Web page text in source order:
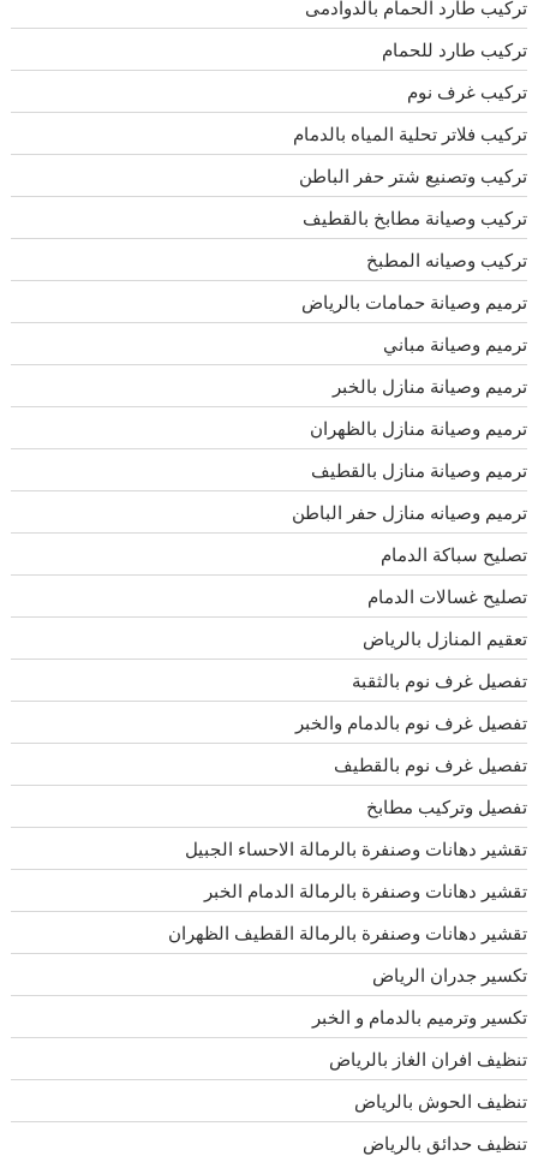
تركيب طارد الحمام بالدوادمى
تركيب طارد للحمام
تركيب غرف نوم
تركيب فلاتر تحلية المياه بالدمام
تركيب وتصنيع شتر حفر الباطن
تركيب وصيانة مطابخ بالقطيف
تركيب وصيانه المطبخ
ترميم وصيانة حمامات بالرياض
ترميم وصيانة مباني
ترميم وصيانة منازل بالخبر
ترميم وصيانة منازل بالظهران
ترميم وصيانة منازل بالقطيف
ترميم وصيانه منازل حفر الباطن
تصليح سباكة الدمام
تصليح غسالات الدمام
تعقيم المنازل بالرياض
تفصيل غرف نوم بالثقبة
تفصيل غرف نوم بالدمام والخبر
تفصيل غرف نوم بالقطيف
تفصيل وتركيب مطابخ
تقشير دهانات وصنفرة بالرمالة الاحساء الجبيل
تقشير دهانات وصنفرة بالرمالة الدمام الخبر
تقشير دهانات وصنفرة بالرمالة القطيف الظهران
تكسير جدران الرياض
تكسير وترميم بالدمام و الخبر
تنظيف افران الغاز بالرياض
تنظيف الحوش بالرياض
تنظيف حدائق بالرياض